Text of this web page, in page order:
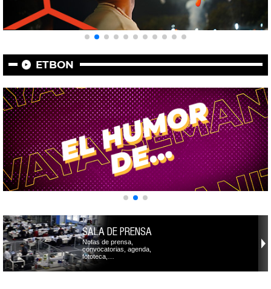
ETBON
SALA DE PRENSA
Notas de prensa,
convocatorias, agenda,
fototeca,…